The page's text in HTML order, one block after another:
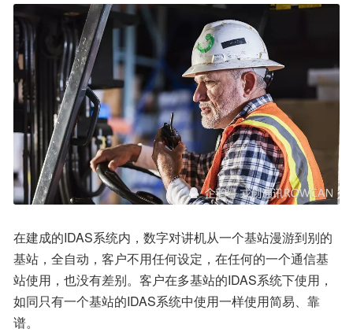
在建成的IDAS系统内，数字对讲机从一个基站漫游到别的
基站，全自动，客户不用任何设定，在任何的一个通信基
站使用，也没有差别。客户在多基站的IDAS系统下使用，
如同只有一个基站的IDAS系统中使用一样使用简易、靠
谱。